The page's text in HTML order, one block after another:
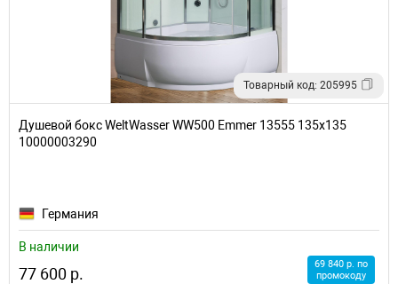
Товарный код: 205995
Душевой бокс WeltWasser WW500 Emmer 13555 135x135
10000003290
Германия
В наличии
77 600 р.
69 840 р. по
промокоду